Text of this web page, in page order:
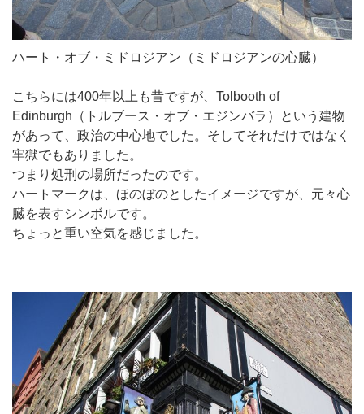
ハート・オブ・ミドロジアン（ミドロジアンの心臓）
こちらには400年以上も昔ですが、Tolbooth of
Edinburgh（トルブース・オブ・エジンバラ）という建物
があって、政治の中心地でした。そしてそれだけではなく
牢獄でもありました。
つまり処刑の場所だったのです。
ハートマークは、ほのぼのとしたイメージですが、元々心
臓を表すシンボルです。
ちょっと重い空気を感じました。